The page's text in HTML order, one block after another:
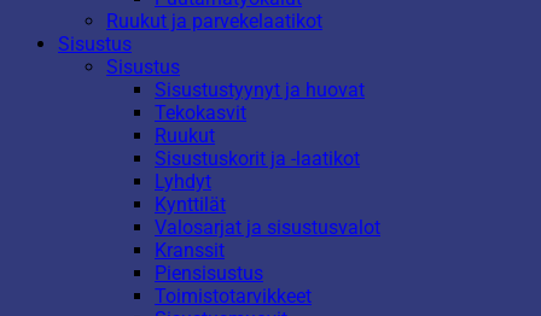
Ruukut ja parvekelaatikot
Sisustus
Sisustus
Sisustustyynyt ja huovat
Tekokasvit
Ruukut
Sisustuskorit ja -laatikot
Lyhdyt
Kynttilät
Valosarjat ja sisustusvalot
Kranssit
Piensisustus
Toimistotarvikkeet